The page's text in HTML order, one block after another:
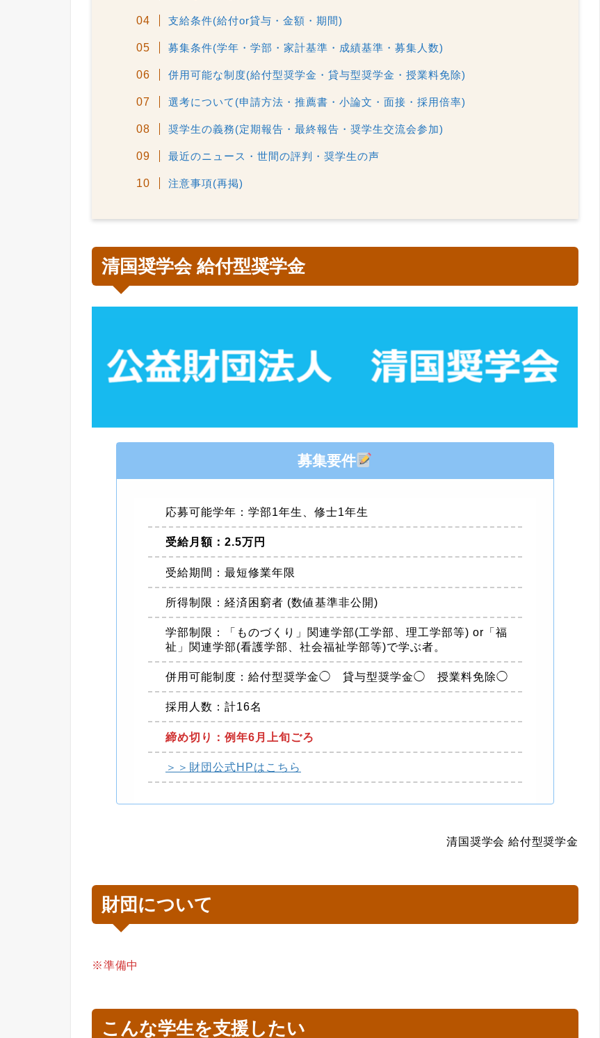
支給条件(給付or貸与・金額・期間)
募集条件(学年・学部・家計基準・成績基準・募集人数)
併用可能な制度(給付型奨学金・貸与型奨学金・授業料免除)
選考について(申請方法・推薦書・小論文・面接・採用倍率)
奨学生の義務(定期報告・最終報告・奨学生交流会参加)
最近のニュース・世間の評判・奨学生の声
注意事項(再掲)
清国奨学会 給付型奨学金
募集要件
応募可能学年：学部1年生、修士1年生
受給月額：2.5万円
受給期間：最短修業年限
所得制限：経済困窮者 (数値基準非公開)
学部制限：「ものづくり」関連学部(工学部、理工学部等) or「福
祉」関連学部(看護学部、社会福祉学部等)で学ぶ者。
併用可能制度：給付型奨学金◯ 貸与型奨学金◯ 授業料免除◯
採用人数：計16名
締め切り：例年6月上旬ごろ
＞＞財団公式HPはこちら
清国奨学会 給付型奨学金
財団について
※準備中
こんな学生を支援したい